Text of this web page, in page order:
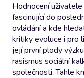
Hodnocení
fascinující do
ovládání a kde
kritiky evoluce i pro
její první plody
rasismus sociální
společnosti. Tahle